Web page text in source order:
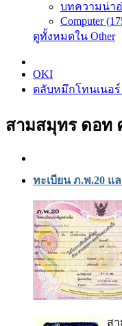
บทความน่า
Computer
ดูทั้งหมดใน Other
OKI
ตลับหมึกโทนเนอร์
สามสมุทร ดอท
ทะเบียน ภ.พ.20 แ
ส